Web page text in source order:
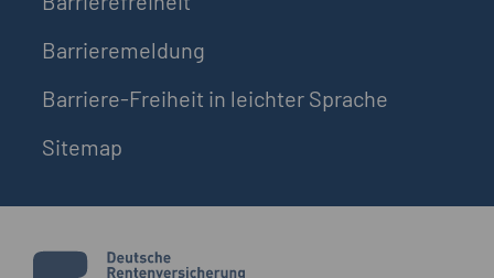
Barrieremeldung
Barriere-Freiheit in leichter Sprache
Sitemap